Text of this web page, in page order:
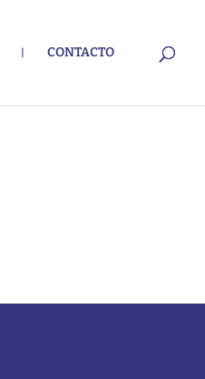
CONTACTO